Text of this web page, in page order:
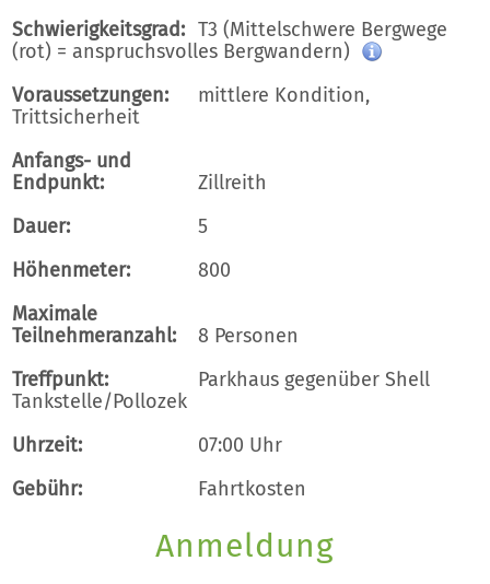
Schwierigkeitsgrad: T3 (Mittelschwere Bergwege
(rot) = anspruchsvolles Bergwandern)
Voraussetzungen:
mittlere Kondition,
Trittsicherheit
Anfangs- und
Endpunkt:
Zillreith
Dauer:
5
Höhenmeter:
800
Maximale
Teilnehmeranzahl:
8 Personen
Treffpunkt:
Parkhaus gegenüber Shell
Tankstelle/Pollozek
Uhrzeit:
07:00 Uhr
Gebühr:
Fahrtkosten
Anmeldung